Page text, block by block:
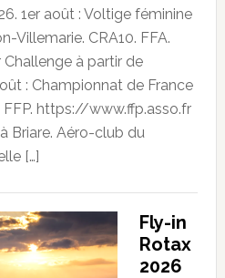
1er août : Voltige féminine
Villemarie. CRA10. FFA.
à partir de
: Championnat de France
FFP. https://www.ffp.asso.fr
Briare. Aéro-club du
[…]
Fly-in
Rotax
2026